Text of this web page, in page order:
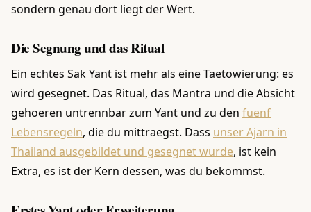
sondern genau dort liegt der Wert.
Die Segnung und das Ritual
Ein echtes Sak Yant ist mehr als eine Taetowierung: es
wird gesegnet. Das Ritual, das Mantra und die Absicht
gehoeren untrennbar zum Yant und zu den fuenf
Lebensregeln, die du mittraegst. Dass unser Ajarn in
Thailand ausgebildet und gesegnet wurde, ist kein
Extra, es ist der Kern dessen, was du bekommst.